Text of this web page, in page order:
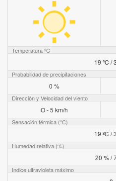
Temperatura ºC
19 ºC /
Probabilidad de precipitaciones
0 %
Dirección y Velocidad del viento
O - 5 km/h
Sensación térmica (°C)
19 ºC /
Humedad relativa (%)
20 % /
Indice ultravioleta máximo